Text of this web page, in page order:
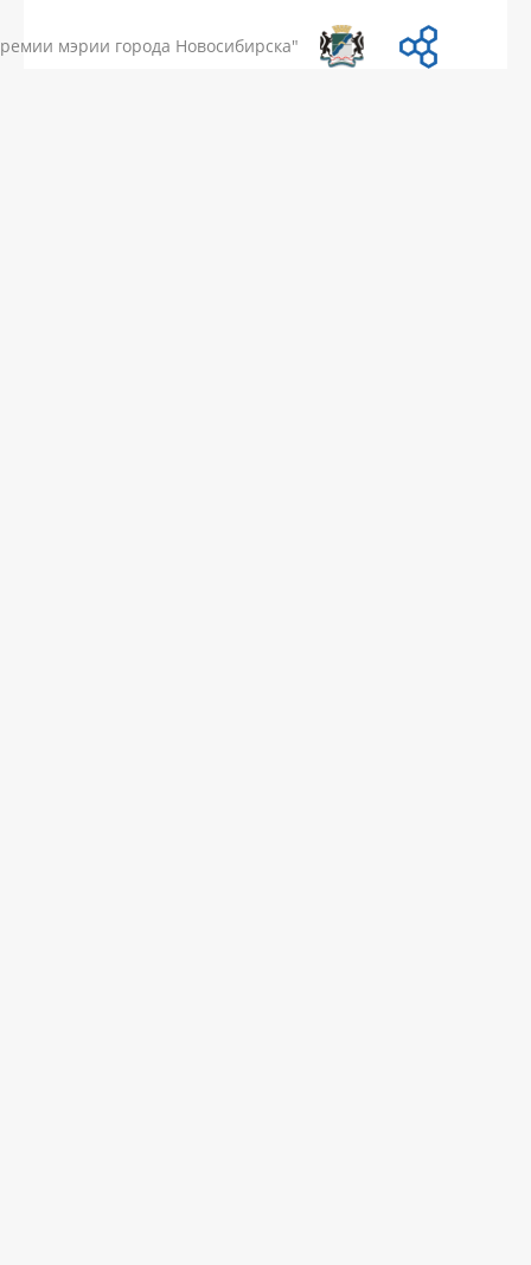
мэрии города Новосибирска"